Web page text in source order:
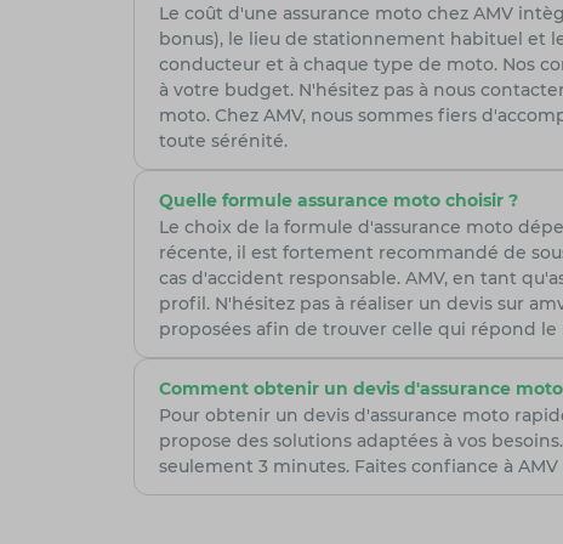
Le coût d'une assurance moto chez AMV
bonus), le lieu de stationnement habituel et
conducteur et à chaque type de moto. Nos
à votre budget. N'hésitez pas à nous
moto. Chez AMV, nous sommes fiers
toute sérénité.
Quelle formule assurance moto choisir ?
Le choix de la formule d'assurance moto
récente, il est fortement recommandé de
cas d'accident responsable. AMV, en tant
profil. N'hésitez pas à réaliser un devis sur
proposées afin de trouver celle qui répond le
Comment obtenir un devis d'assurance
Pour obtenir un devis d'assurance moto
propose des solutions adaptées à vos
seulement 3 minutes. Faites confiance à